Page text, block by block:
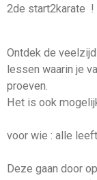
hoofdinhoud
2de start2karate !
Ontdek de
lessen waarin je
proeven.
Het is ook
voor wie : alle
Deze gaan door